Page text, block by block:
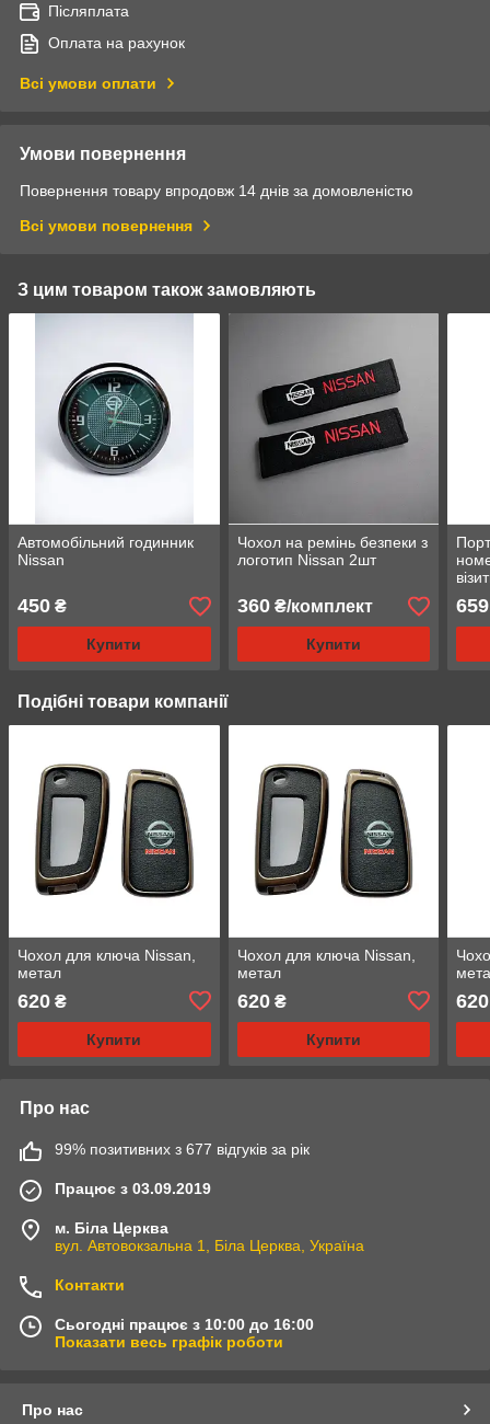
Післяплата
Оплата на рахунок
Всі умови оплати
Умови повернення
Повернення товару впродовж 14 днів за домовленістю
Всі умови повернення
З цим товаром також замовляють
Автомобільний годинник
Nissan
450 ₴
Купити
Чохол на ремінь безпеки з
логотип Nissan 2шт
360₴/комплект
Купити
659
Подібні товари компанії
Чохол для ключа Nissan,
метал
620 ₴
Купити
Чохол для ключа Nissan,
метал
620₴
Купити
620
Про нас
99% позитивних з 677 відгуків за рік
Працює з 03.09.2019
м. Біла Церква
вул. Автовокзальна 1, Біла Церква, Україна
Контакти
Сьогодні працює з 10:00 до 16:00
Показати весь графік роботи
Про нас